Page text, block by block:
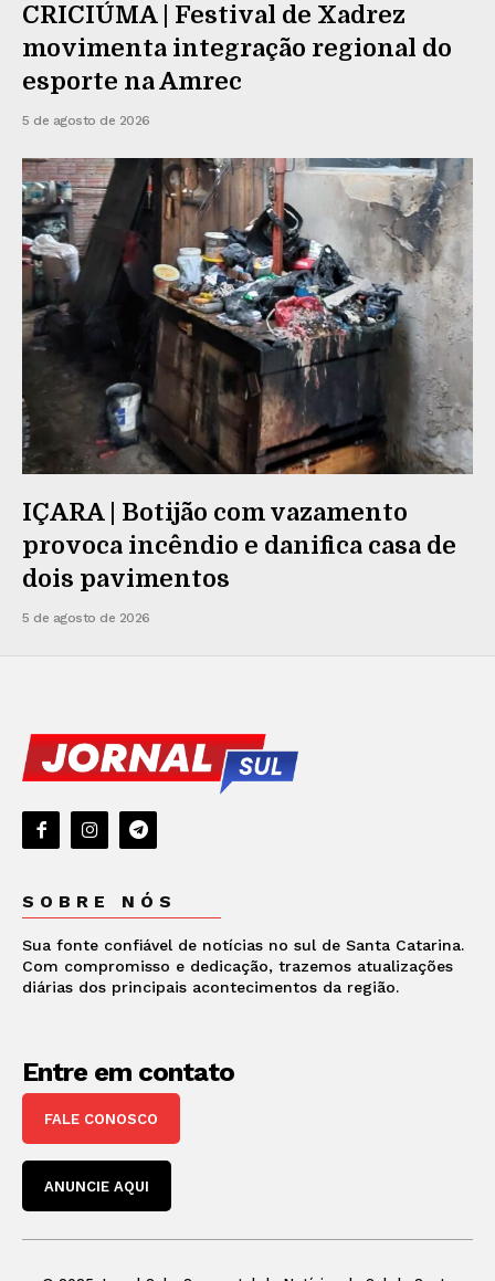
CRICIÚMA | Festival de Xadrez
movimenta integração regional do
esporte na Amrec
5 de agosto de 2026
IÇARA | Botijão com vazamento
provoca incêndio e danifica casa de
dois pavimentos
5 de agosto de 2026
SOBRE NÓS
Sua fonte confiável de notícias no sul de Santa Catarina.
Com compromisso e dedicação, trazemos atualizações
diárias dos principais acontecimentos da região.
Entre em contato
FALE CONOSCO
ANUNCIE AQUI